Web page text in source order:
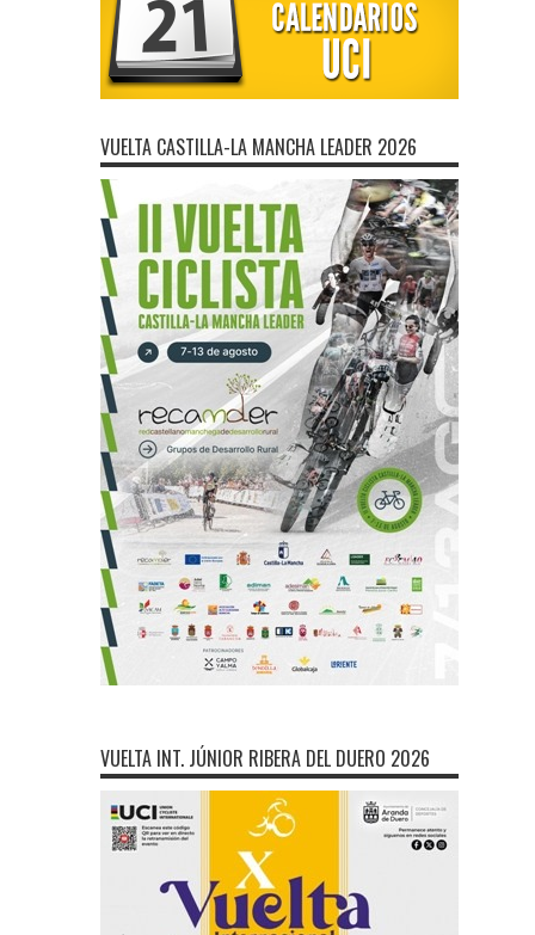
VUELTA CASTILLA-LA MANCHA LEADER 2026
VUELTA INT. JÚNIOR RIBERA DEL DUERO 2026